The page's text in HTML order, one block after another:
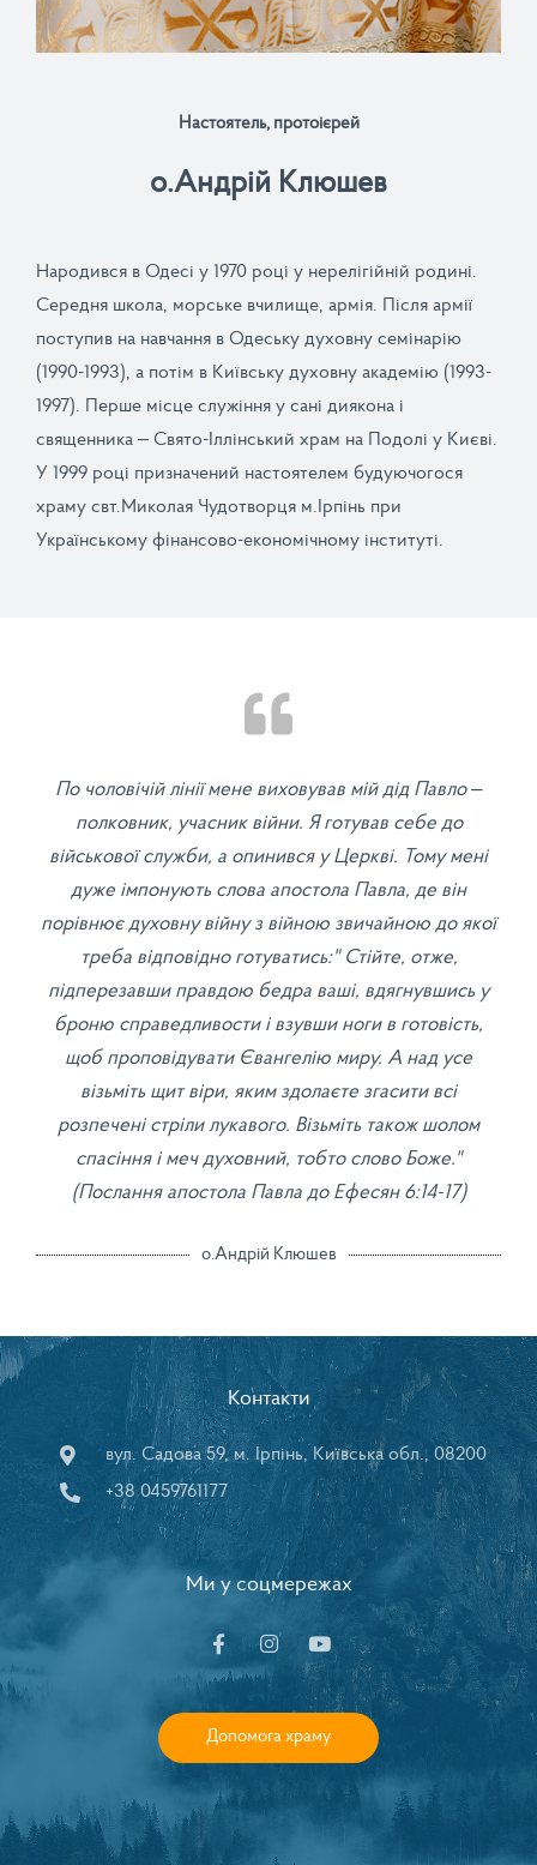
Настоятель, протоієрей
о.Андрій Клюшев
Народився в Одесі у 1970 році у нерелігійній родині.
Середня школа, морське вчилище, армія. Після армії
поступив на навчання в Одеську духовну семінарію
(1990-1993), а потім в Київську духовну академію (1993-
1997). Перше місце служіння у сані диякона і
священника – Свято-Іллінський храм на Подолі у Києві.
У 1999 році призначений настоятелем будуючогося
храму свт.Миколая Чудотворця м.Ірпінь при
Українському фінансово-економічному інституті.
По чоловічій лінії мене виховував мій дід Павло –
полковник, учасник війни. Я готував себе до
військової служби, а опинився у Церкві. Тому мені
дуже імпонують слова апостола Павла, де він
порівнює духовну війну з війною звичайною до якої
треба відповідно готуватись:" Стійте, отже,
підперезавши правдою бедра ваші, вдягнувшись у
броню справедливости і взувши ноги в готовість,
щоб проповідувати Євангелію миру. А над усе
візьміть щит віри, яким здолаєте згасити всі
розпечені стріли лукавого. Візьміть також шолом
спасіння і меч духовний, тобто слово Боже."
(Послання апостола Павла до Ефесян 6:14-17)
о.Андрій Клюшев
Контакти
вул. Садова 59, м. Ірпінь, Київська обл., 08200
+38 0459761177
Ми у соцмережах
Допомога храму